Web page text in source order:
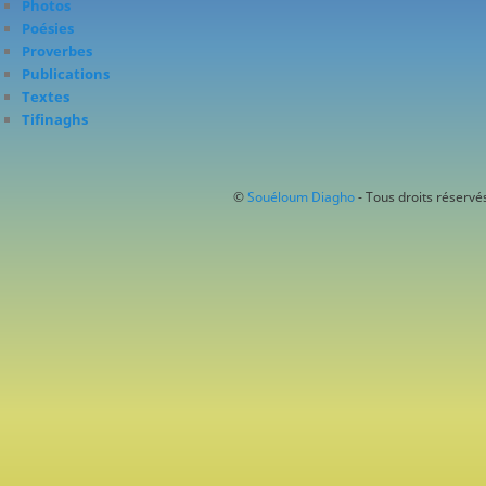
Photos
Poésies
Proverbes
Publications
Textes
Tifinaghs
© Souéloum Diagho- Tous droits